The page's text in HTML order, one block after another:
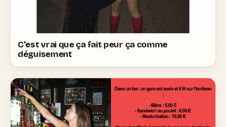
C'est vrai que ça fait peur ça comme
déguisement